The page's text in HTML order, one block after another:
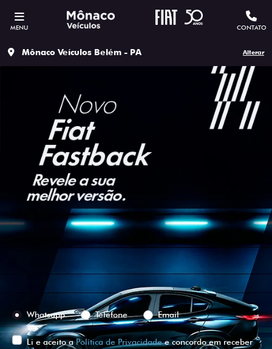
MENU CONTATO
Mônaco Veículos Belém - PA Alterar
ESTOU INTERESSADO
Versão escolhida
Preferência de contato:
Whatsapp
Telefone Email
Li e aceito aPolítica de Privacidadee concordo em receber